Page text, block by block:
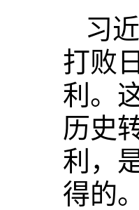
习
打败
利。
历史
利，
得的